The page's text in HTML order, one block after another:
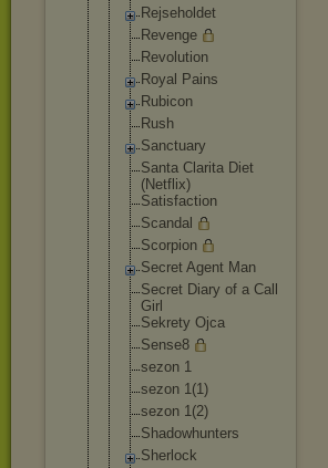
Rejseholdet
Revenge
Revolution
Royal Pains
Rubicon
Rush
Sanctuary
Santa Clarita Diet
(Netflix)
Satisfaction
Scandal
Scorpion
Secret Agent Man
Secret Diary of a Call
Girl
Sekrety Ojca
Sense8
sezon 1
sezon 1(1)
sezon 1(2)
Shadowhunters
Sherlock